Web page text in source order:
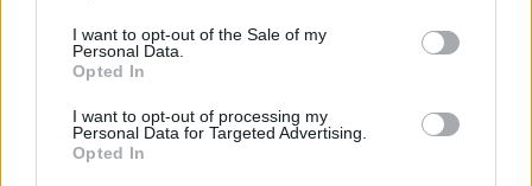
I want to opt-out of the Sale of my
Personal Data.
Opted In
I want to opt-out of processing my
Personal Data for Targeted Advertising.
Opted In